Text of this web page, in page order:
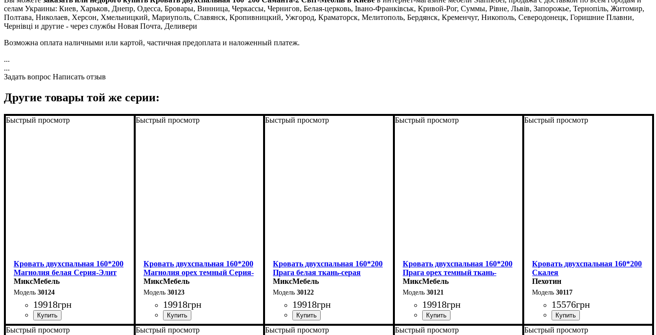
селам Украины: Киев, Харьков, Днепр, Одесса, Бровары, Винница, Черкассы, Чернигов, Белая-церковь, Івано-Франківськ, Кривой-Рог, Суммы, Рівне, Львів, Запорожье, Тернопіль, Житомир,
Полтава, Николаев, Херсон, Хмельницкий, Мариуполь, Славянск, Кропивницкий, Ужгород, Краматорск, Мелитополь, Бердянск, Кременчуг, Никополь, Северодонецк, Горишние Плавни,
Чернівці и другие - через службы Новая Почта, Деливери
Возможна оплата наличными или картой, частичная предоплата и наложенный платеж.
...
...
Задать вопрос Написать отзыв
Другие товары той же серии:
Быстрый просмотр
Кровать двухспальная 160*200
Магнолия белая Серия-Элит
МиксМебель
30124
19918грн
Быстрый просмотр
Кровать двухспальная 160*200
Магнолия орех темный Серия-
Элит
МиксМебель
30123
19918грн
Быстрый просмотр
Кровать двухспальная 160*200
Прага белая ткань-серая
Серия-Элит
МиксМебель
30122
19918грн
Быстрый просмотр
Кровать двухспальная 160*200
Прага орех темный ткань-
бежевая Серия-Элит
МиксМебель
30121
19918грн
Быстрый просмотр
Кровать двухспальная 160*200
Скалея
Пехотин
30117
15576грн
Быстрый просмотр Быстрый просмотр Быстрый просмотр Быстрый просмотр Быстрый просмотр